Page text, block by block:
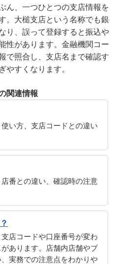
ん、一つひとつの支店情報を
。大槌支店という名称でも銀
り、誤って登録すると振込や
性があります。金融機関コー
で照合し、支店名まで確認す
やすくなります。
関連情報
い方、支店コードとの違い
番との違い、確認時の注意
店コードや口座番号が変わ
あります。店舗内店舗やブ
実務での注意点をわかりや